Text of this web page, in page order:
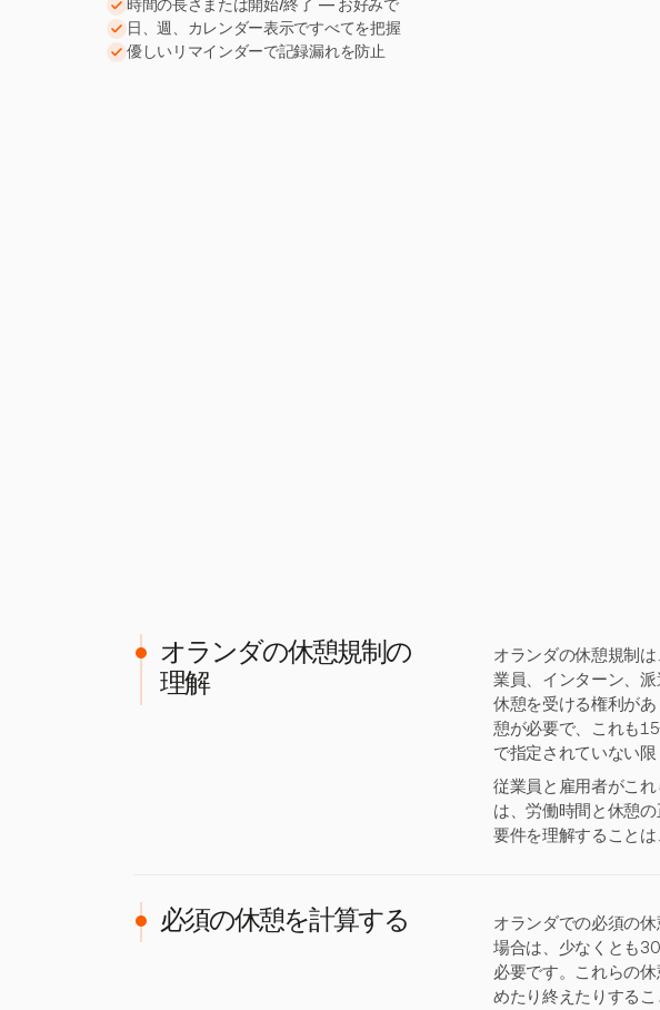
時間の長さまたは開始/終了 — お好みで
日、週、カレンダー表示ですべてを把握
優しいリマインダーで記録漏れを防止
オランダの休憩規制の
理解
オランダの休憩規制は
業員、インターン、
休憩を受ける権利が
憩が必要で、これも
で指定されていない限
従業員と雇用者がこ
は、労働時間と休憩
要件を理解すること
必須の休憩を計算する
オランダでの必須の
場合は、少なくとも
必要です。これらの
めたり終えたりするこ